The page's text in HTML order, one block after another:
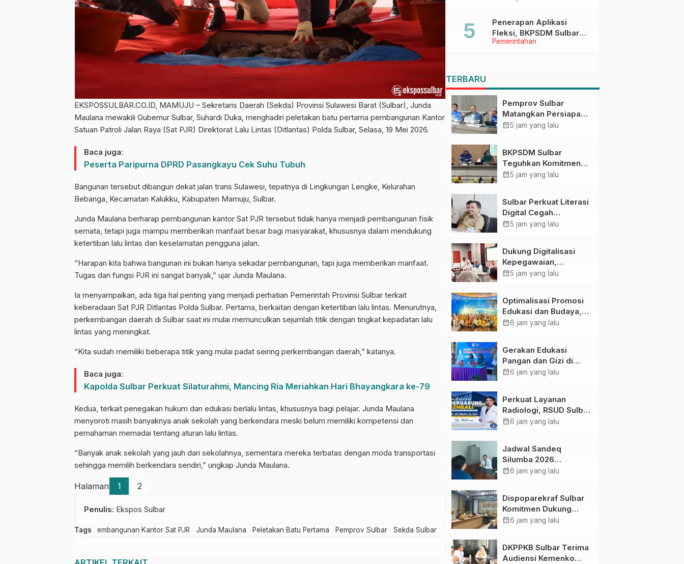
EKSPOSSULBAR.CO.ID, MAMUJU – Sekretaris Daerah (Sekda) Provinsi Sulawesi Barat (Sulbar), Junda
Maulana mewakili Gubernur Sulbar, Suhardi Duka, menghadiri peletakan batu pertama pembangunan Kantor
Satuan Patroli Jalan Raya (Sat PJR) Direktorat Lalu Lintas (Ditlantas) Polda Sulbar, Selasa, 19 Mei 2026.
Baca juga:
Peserta Paripurna DPRD Pasangkayu Cek Suhu Tubuh
Bangunan tersebut dibangun dekat jalan trans Sulawesi, tepatnya di Lingkungan Lengke, Kelurahan
Bebanga, Kecamatan Kalukku, Kabupaten Mamuju, Sulbar.
Junda Maulana berharap pembangunan kantor Sat PJR tersebut tidak hanya menjadi pembangunan fisik
semata, tetapi juga mampu memberikan manfaat besar bagi masyarakat, khususnya dalam mendukung
ketertiban lalu lintas dan keselamatan pengguna jalan.
“Harapan kita bahwa bangunan ini bukan hanya sekadar pembangunan, tapi juga memberikan manfaat.
Tugas dan fungsi PJR ini sangat banyak,” ujar Junda Maulana.
Ia menyampaikan, ada tiga hal penting yang menjadi perhatian Pemerintah Provinsi Sulbar terkait
keberadaan Sat PJR Ditlantas Polda Sulbar. Pertama, berkaitan dengan ketertiban lalu lintas. Menurutnya,
perkembangan daerah di Sulbar saat ini mulai memunculkan sejumlah titik dengan tingkat kepadatan lalu
lintas yang meningkat.
“Kita sudah memiliki beberapa titik yang mulai padat seiring perkembangan daerah,” katanya.
Baca juga:
Kapolda Sulbar Perkuat Silaturahmi, Mancing Ria Meriahkan Hari Bhayangkara ke-79
Kedua, terkait penegakan hukum dan edukasi berlalu lintas, khususnya bagi pelajar. Junda Maulana
menyoroti masih banyaknya anak sekolah yang berkendara meski belum memiliki kompetensi dan
pemahaman memadai tentang aturan lalu lintas.
“Banyak anak sekolah yang jauh dari sekolahnya, sementara mereka terbatas dengan moda transportasi
sehingga memilih berkendara sendiri,” ungkap Junda Maulana.
Halaman 1 2
Penulis: Ekspos Sulbar
Tags embangunan Kantor Sat PJR Junda Maulana Peletakan Batu Pertama Pemprov Sulbar Sekda Sulbar
Pemerintahan
Penerapan Aplikasi
Fleksi, BKPSDM Sulbar
Dorong Transformasi
TERBARU
Pemprov Sulbar
Matangkan Persiapan
HUT Ke-81 RI, Puncak
calendar_month5 jam yang lalu
BKPSDM Sulbar
Teguhkan Komitmen
Pengembangan
Penandatanganan
Perjanjian Tugas
Belajar 2026
calendar_month5 jam yang lalu
Sulbar Perkuat Literasi
Digital Cegah
Kejahatan Love
calendar_month5 jam yang lalu
Dukung Digitalisasi
Kepegawaian,
DPMPTSP Sulbar Siap
calendar_month5 jam yang lalu
Optimalisasi Promosi
Edukasi dan Budaya,
Anjungan Provinsi
Bersama Sky World
TMII
calendar_month6 jam yang lalu
Gerakan Edukasi
Pangan dan Gizi di
Mamasa: Tingkatkan
dalam Pemenuhan Gizi
calendar_month6 jam yang lalu
Perkuat Layanan
Radiologi, RSUD Sulbar
Sambut Kembali dr. Iis
calendar_month6 jam yang lalu
Jadwal Sandeq
Silumba 2026
Disesuaikan,
Tetap Dimatangkan
calendar_month6 jam yang lalu
Dispoparekraf Sulbar
Komitmen Dukung
Penyusunan RAD
calendar_month6 jam yang lalu
DKPPKB Sulbar Terima
Audiensi Kemenko